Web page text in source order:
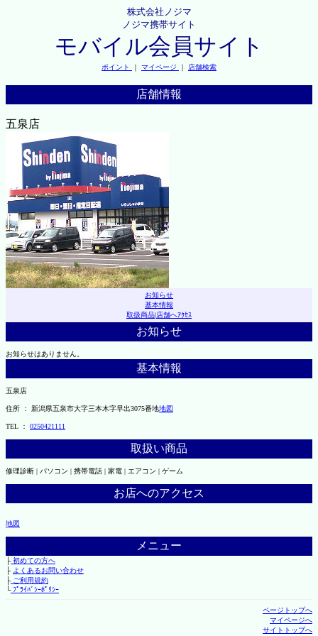
株式会社ノジマ
ノジマ携帯サイト
モバイル会員サイト
ポイント ｜ マイページ ｜ 店舗検索
店舗情報
五泉店
お知らせ
基本情報
取扱商品|店舗へｱｸｾｽ
お知らせ
お知らせはありません。
基本情報
五泉店
住所 ： 新潟県五泉市大字三本木字早出3075番地地図
TEL ： 0250421111
取扱い商品
修理診断 | パソコン | 携帯電話 | 家電 | エアコン | ゲーム
お店へのアクセス
地図
メニュー
├初めての方へ
├ よくあるお問い合わせ
├ご利用規約
└ﾌﾟﾗｲﾊﾞｼｰﾎﾟﾘｼｰ
ページトップへ
マイページへ
サイトトップへ